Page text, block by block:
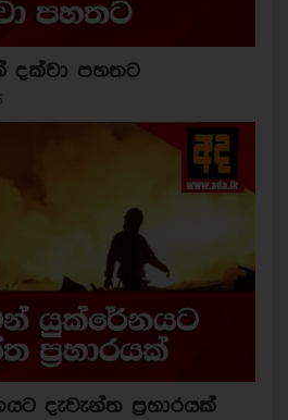
දක්වා පහතට
දැවැන්ත ප්‍රහාරයක්